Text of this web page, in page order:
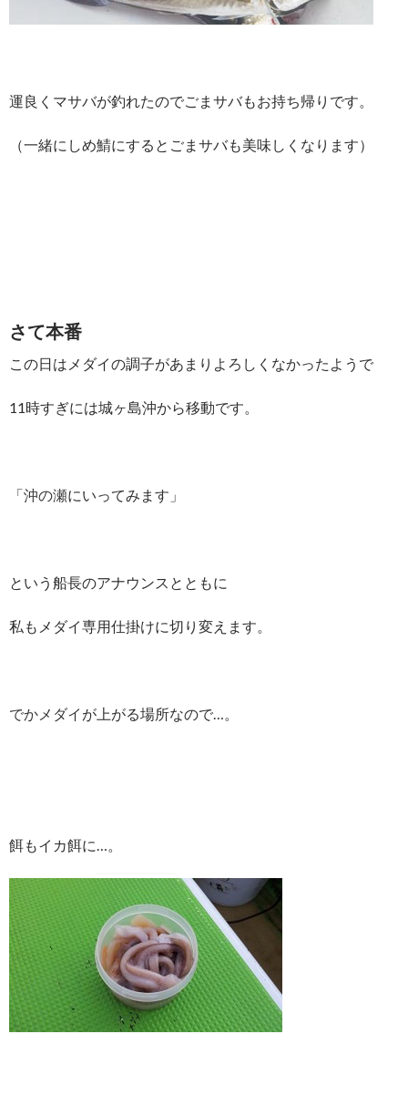
運良くマサバが釣れたのでごまサバもお持ち帰りです。
（一緒にしめ鯖にするとごまサバも美味しくなります）
さて本番
この日はメダイの調子があまりよろしくなかったようで
11時すぎには城ヶ島沖から移動です。
「沖の瀬にいってみます」
という船長のアナウンスとともに
私もメダイ専用仕掛けに切り変えます。
でかメダイ が上がる場所なので…。
餌もイカ餌に…。